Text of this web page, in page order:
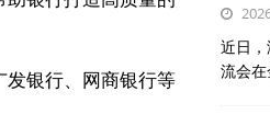
发银行、网商银行等
近日
流会